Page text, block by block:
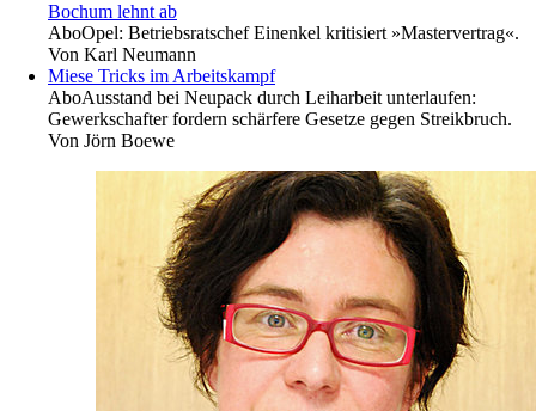
Bochum lehnt ab
AboOpel: Betriebsratschef Einenkel kritisiert »Mastervertrag«.
Von Karl Neumann
Miese Tricks im Arbeitskampf
AboAusstand bei Neupack durch Leiharbeit unterlaufen:
Gewerkschafter fordern schärfere Gesetze gegen Streikbruch.
Von Jörn Boewe